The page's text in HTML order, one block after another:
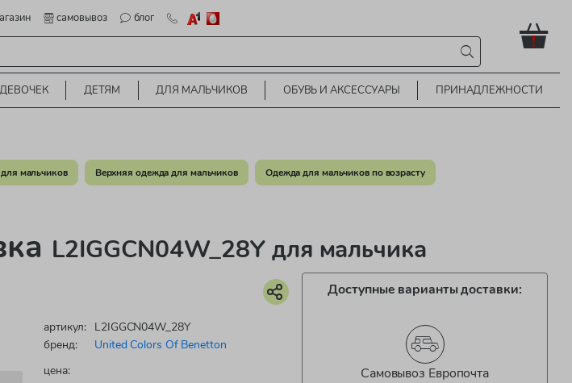
самовывоз блог
!
ДЕТЯМ ДЛЯ МАЛЬЧИКОВ ОБУВЬ И АКСЕССУАРЫ ПРИНАДЛЕЖНОСТИ
мальчиков Верхняя одежда для мальчиков Одежда для мальчиков по возрасту
L2IGGCN04W_28Y для мальчика
артикул: L2IGGCN04W_28Y
бренд:
United Colors Of Benetton
цена:
Доступные варианты доставки:
Самовывоз Европочта